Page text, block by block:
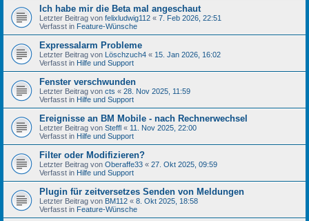
Ich habe mir die Beta mal angeschaut
Letzter Beitrag von felixludwig112 « 7. Feb 2026, 22:51
Verfasst in Feature-Wünsche
Expressalarm Probleme
Letzter Beitrag von Löschzuch4 « 15. Jan 2026, 16:02
Verfasst in Hilfe und Support
Fenster verschwunden
Letzter Beitrag von cts « 28. Nov 2025, 11:59
Verfasst in Hilfe und Support
Ereignisse an BM Mobile - nach Rechnerwechsel
Letzter Beitrag von Steffl « 11. Nov 2025, 22:00
Verfasst in Hilfe und Support
Filter oder Modifizieren?
Letzter Beitrag von Oberaffe33 « 27. Okt 2025, 09:59
Verfasst in Hilfe und Support
Plugin für zeitversetzes Senden von Meldungen
Letzter Beitrag von BM112 « 8. Okt 2025, 18:58
Verfasst in Feature-Wünsche